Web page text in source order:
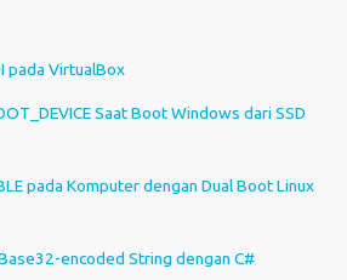
pada VirtualBox
Saat Boot Windows dari SSD
pada Komputer dengan Dual Boot Linux
encoded String dengan C#